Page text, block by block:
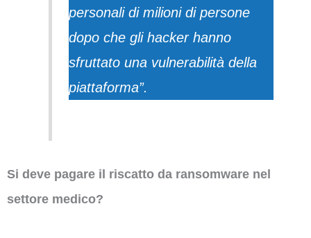
personali di milioni di persone
dopo che gli hacker hanno
sfruttato una vulnerabilità della
piattaforma”.
Si deve pagare il riscatto da ransomware nel
settore medico?